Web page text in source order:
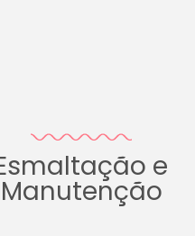
e
Manutenção